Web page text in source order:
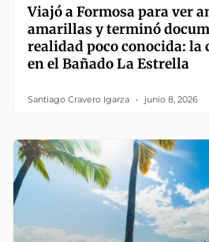
Viajó a Formosa para ver
amarillas y terminó
realidad poco conocida: la
en el Bañado La Estrella
Santiago Cravero Igarza junio 8, 2026